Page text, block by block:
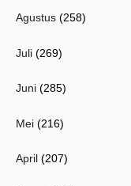
Agustus (258)
Juli (269)
Juni (285)
Mei (216)
April (207)